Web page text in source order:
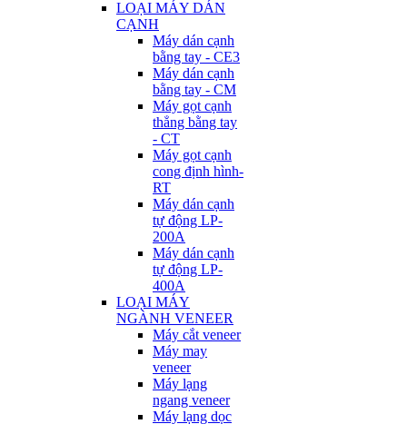
LOẠI MÁY DÁN
CẠNH
Máy dán cạnh
bằng tay - CE3
Máy dán cạnh
bằng tay - CM
Máy gọt cạnh
thẳng bằng tay
- CT
Máy gọt cạnh
cong định hình-
RT
Máy dán cạnh
tự động LP-
200A
Máy dán cạnh
tự động LP-
400A
LOẠI MÁY
NGÀNH VENEER
Máy cắt veneer
Máy may
veneer
Máy lạng
ngang veneer
Máy lạng dọc